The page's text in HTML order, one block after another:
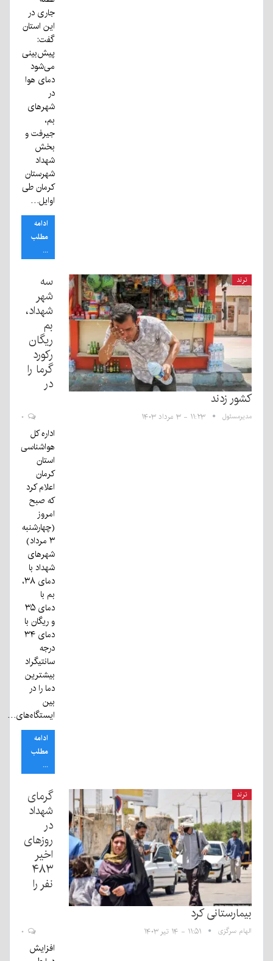
جاری در
این استان
گفت:
پیش‌بینی
می‌شود
دمای هوا
در
شهرهای
بم،
جیرفت و
بخش
شهداد
شهرستان
کرمان طی
اوایل…
ادامه
مطلب
...
ترند
سه
شهر
شهداد،
بم
ریگان
رکورد
گرما را
در
کشور زدند
مدیرمسئول ۱۱:۲۳ - ۳ مرداد ۱۴۰۳
اداره کل
هواشناسی
استان
کرمان
اعلام کرد
که صبح
امروز
(چهارشنبه
۳ مرداد)
شهرهای
شهداد با
دمای ۳۸،
بم با
دمای ۳۵
و ریگان با
دمای ۳۴
درجه
سانتیگراد
بیشترین
دما را در
بین
ایستگاه‌های…
ادامه
مطلب
...
ترند
‌گرمای
شهداد
در
روزهای
اخیر
۴۸۳
نفر را
بیمارستانی کرد
الهام سرگزی ۱۱:۵۱ - ۱۴ تیر ۱۴۰۳
افزایش